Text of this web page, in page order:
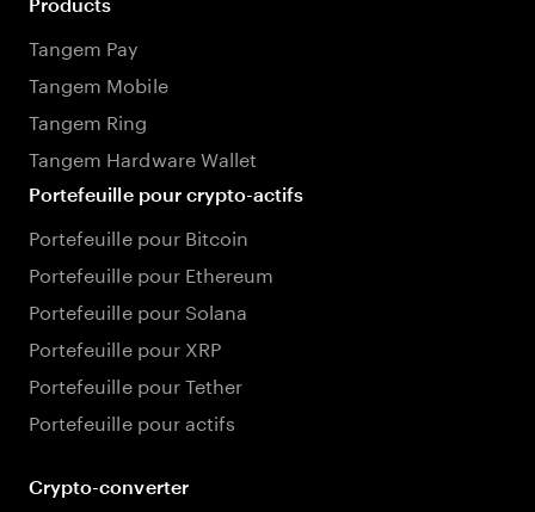
Tangem Pay
Tangem Mobile
Tangem Ring
Tangem Hardware Wallet
Portefeuille pour crypto-actifs
Portefeuille pour Bitcoin
Portefeuille pour Ethereum
Portefeuille pour Solana
Portefeuille pour XRP
Portefeuille pour Tether
Portefeuille pour actifs
Crypto-converter